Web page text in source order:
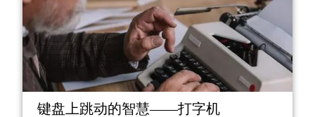
键盘上跳动的智慧——打字机